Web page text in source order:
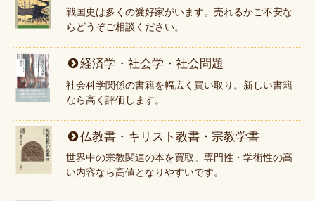
戦国史は多くの愛好家がいます。売れるかご不安な
らどうぞご相談ください。
経済学・社会学・社会問題
社会科学関係の書籍を幅広く買い取り。新しい書籍
なら高く評価します。
仏教書・キリスト教書・宗教学書
世界中の宗教関連の本を買取。専門性・学術性の高
い内容なら高値となりやすいです。